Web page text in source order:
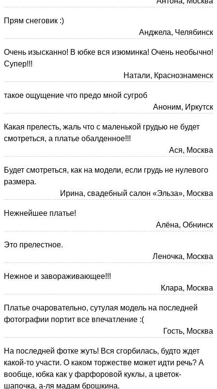
Прям снеговик :)
Анджела, Челябинск
Очень изысканно! В юбке вся изюминка! Очень необычно!
Супер!!!
Натали, Краснознаменск
такое ощущение что предо мной сугроб
Аноним, Иркутск
Какая прелесть, жаль что с маленькой грудью не будет
смотреться, а платье обалденное!!!
Ася, Москва
Будет смотреться, как на модели, если грудь не нулевого
размера.
Ирина, свадебный салон «Эльза», Москва
Нежнейшее платье!
Алёна, Обнинск
Это прелестное.
Леночка, Москва
Нежное и завораживающее!!!
Клара, Москва
Платье очаровательно, сутулая модель на последней
фотографии портит все впечатление :(
Гость, Москва
На последней фотке жуть! Вся сгорбилась, будто ждет
какой-то участи. О каком торжестве может идти речь? А
вообще, юбка как у фарфоровой куклы, а цветок-
шапочка, а-ля мадам брошкина.